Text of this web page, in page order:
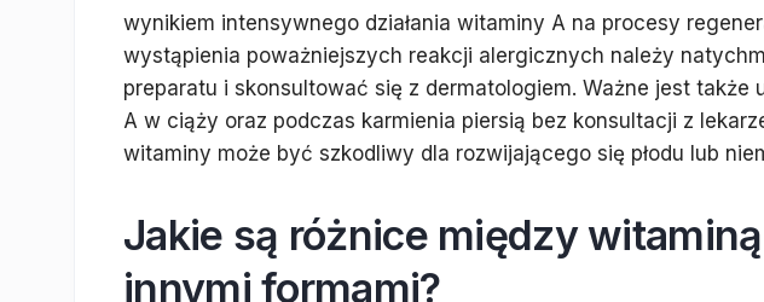
wynikiem intensywnego działania witaminy A na procesy
wystąpienia poważniejszych reakcji alergicznych należy
preparatu i skonsultować się z dermatologiem. Ważne jest także
A w ciąży oraz podczas karmienia piersią bez konsultacji z
witaminy może być szkodliwy dla rozwijającego się płodu lub
Jakie są różnice między
innymi formami?